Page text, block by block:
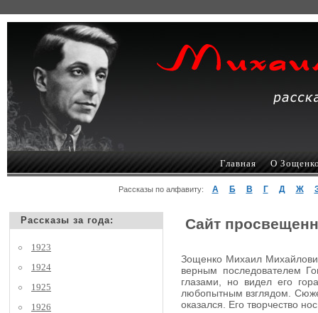
Главная О
Рассказы по алфавиту: А Б В Г Д Ж
Рассказы за года:
1923
1924
1925
1926
Сайт
Зощенко Михаил
верным последователем
глазами, но видел его
любопытным взглядом.
оказался. Его творчество